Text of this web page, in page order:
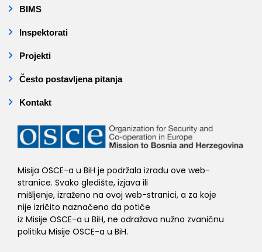
BIMS
Inspektorati
Projekti
Često postavljena pitanja
Kontakt
Misija OSCE-a u BiH je podržala izradu ove web-
stranice. Svako gledište, izjava ili
mišljenje, izraženo na ovoj web-stranici, a za koje
nije izričito naznačeno da potiče
iz Misije OSCE-a u BiH, ne odražava nužno zvaničnu
politiku Misije OSCE-a u BiH.